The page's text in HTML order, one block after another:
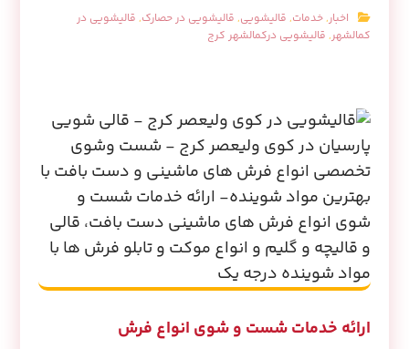
اخبار,خدمات, قالیشویی, قالیشویی در حصارک, قالیشویی در
کمالشهر, قالیشویی درکمالشهر کرج
ارائه خدمات شست و شوی انواع فرش